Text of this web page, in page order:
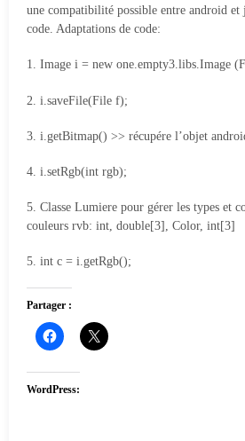
une compatibilité possible entre android
code. Adaptations de code:
1. Image i = new one.empty3.libs.Image
2. i.saveFile(File f);
3. i.getBitmap() >> récupére l’objet
4. i.setRgb(int rgb);
5. Classe Lumiere pour gérer les types et
couleurs rvb: int, double[3], Color, int[3]
5. int c = i.getRgb();
Partager :
WordPress: